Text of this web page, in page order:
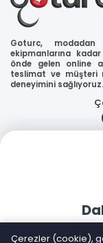
Goturc,
ekipmanlarına
önde gelen online
teslimat ve müşteri
deneyimini sağlıyoruz.
Goturc mobil
Çerezler (cookie),